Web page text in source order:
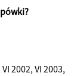
2002, VI 2003,